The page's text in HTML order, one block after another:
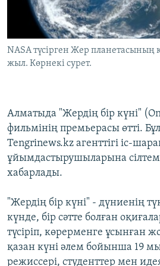
ЖАЗЫЛЫҢЫЗ
Басқа тілдерде
NASA түсірген Жер планетасының
жыл. Көрнекі сурет.
Алматыда "Жердің бір күні"
фильмінің премьерасы өтті.
Tengrinews.kz агенттігі іс-
ұйымдастырушыларына
хабарлады.
"Жердің бір күні" - дүниенің
күнде, бір сәтте болған
түсіріп, көрерменге ұсынған
қазан күні әлем бойынша 19
режиссері, студенттер мен